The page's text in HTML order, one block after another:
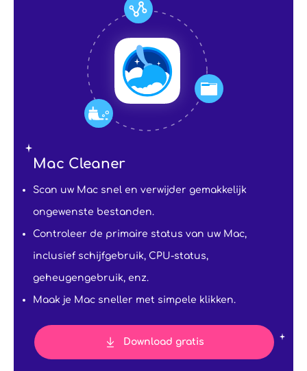
Mac Cleaner
Scan uw Mac snel en verwijder gemakkelijk
ongewenste bestanden.
Controleer de primaire status van uw Mac,
inclusief schijfgebruik, CPU-status,
geheugengebruik, enz.
Maak je Mac sneller met simpele klikken.
Download gratis